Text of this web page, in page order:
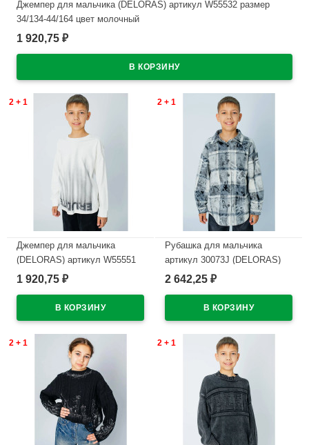
Джемпер для мальчика (DELORAS) артикул W55532 размер
34/134-44/164 цвет молочный
В наличии
1 920,75 ₽
2 + 1
Джемпер для мальчика
(DELORAS) артикул W55551
размер 34/134-44/164 цвет
1 920,75 ₽
2 + 1
Рубашка для мальчика
артикул 30073J (DELORAS)
размер цвет серый
2 642,25 ₽
2 + 1 2 + 1